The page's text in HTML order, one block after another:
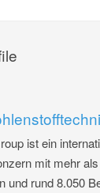
ist ein
mit mehr
und rund 8.050